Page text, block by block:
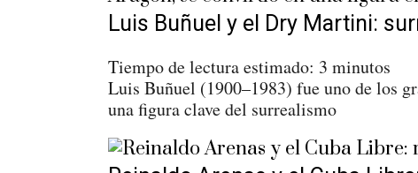
Luis Buñuel y el Dry Martini:
Tiempo de lectura estimado: 3 minutos
Luis Buñuel (1900–1983) fue uno de los
una figura clave del surrealismo